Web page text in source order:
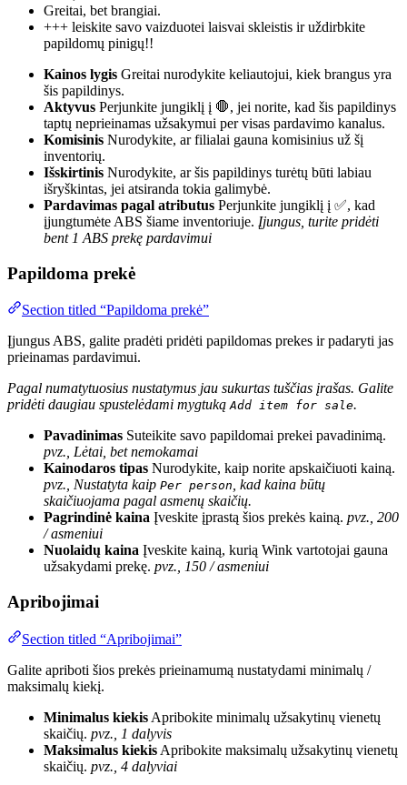
Greitai, bet brangiai.
+++ leiskite savo vaizduotei laisvai skleistis ir uždirbkite
papildomų pinigų!!
Kainos lygis Greitai nurodykite keliautojui, kiek brangus yra
šis papildinys.
Aktyvus Perjunkite jungiklį į 🛑, jei norite, kad šis papildinys
taptų neprieinamas užsakymui per visas pardavimo kanalus.
Komisinis Nurodykite, ar filialai gauna komisinius už šį
inventorių.
Išskirtinis Nurodykite, ar šis papildinys turėtų būti labiau
išryškintas, jei atsiranda tokia galimybė.
Pardavimas pagal atributus Perjunkite jungiklį į ✅, kad
įjungtumėte ABS šiame inventoriuje. Įjungus, turite pridėti
bent 1 ABS prekę pardavimui
Papildoma prekė
Section titled “Papildoma prekė”
Įjungus ABS, galite pradėti pridėti papildomas prekes ir padaryti jas
prieinamas pardavimui.
Pagal numatytuosius nustatymus jau sukurtas tuščias įrašas. Galite
pridėti daugiau spustelėdami mygtuką Add item for sale.
Pavadinimas Suteikite savo papildomai prekei pavadinimą.
pvz., Lėtai, bet nemokamai
Kainodaros tipas Nurodykite, kaip norite apskaičiuoti kainą.
pvz., Nustatyta kaip Per person , kad kaina būtų
skaičiuojama pagal asmenų skaičių.
Pagrindinė kaina Įveskite įprastą šios prekės kainą. pvz., 200
/ asmeniui
Nuolaidų kaina Įveskite kainą, kurią Wink vartotojai gauna
užsakydami prekę. pvz., 150 / asmeniui
Apribojimai
Section titled “Apribojimai”
Galite apriboti šios prekės prieinamumą nustatydami minimalų /
maksimalų kiekį.
Minimalus kiekis Apribokite minimalų užsakytinų vienetų
skaičių. pvz., 1 dalyvis
Maksimalus kiekis Apribokite maksimalų užsakytinų vienetų
skaičių. pvz., 4 dalyviai